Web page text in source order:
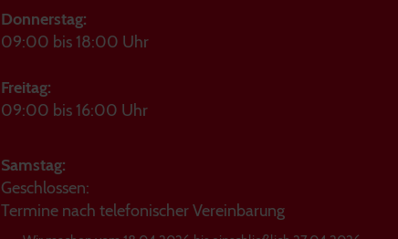
Donnerstag:
09:00 bis 18:00 Uhr
Freitag:
09:00 bis 16:00 Uhr
Samstag:
Geschlossen:
Termine nach telefonischer Vereinbarung